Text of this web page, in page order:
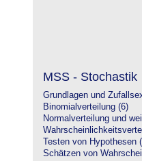
MSS - Stochastik
Grundlagen und
Binomialverteilung (6)
Normalverteilung und
Testen von Hypothesen
Schätzen von